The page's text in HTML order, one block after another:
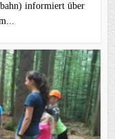
informiert über